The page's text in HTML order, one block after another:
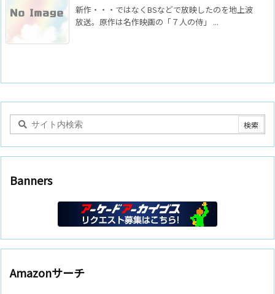
新作・・・ではなくBSなどで放映したのを地上波
放送。原作は名作映画の「７人の侍」 ...
Banners
Amazonサーチ